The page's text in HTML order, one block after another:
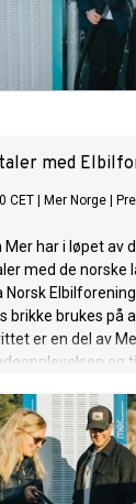
med
CET Mer Norge
Mer har i løpet av
med de norske
brikke brukes på
er en del av
og